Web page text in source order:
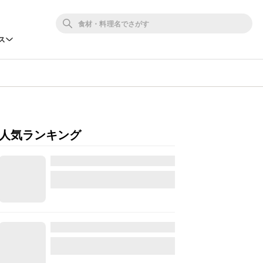
人気ランキング